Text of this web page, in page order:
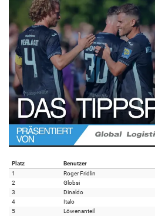
Platz Benutzer
1
Roger Fridlin
2
Globsi
3
Dinaldo
4
Italo
5
Löwenanteil